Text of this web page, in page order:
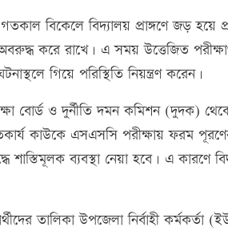
বিকেলে বিদ্যালয় প্রাঙ্গণে জড় হয়ে
করে রাখে। এ সময় উত্তেজিত
গিয়ে পরিস্থিতি নিয়ন্ত্রণ করেন।
বোর্ড ও দুর্নীতি দমন কমিশন (দুদক)
কাউকে এসএসসি পরীক্ষায় ফরম
শাস্তিমূলক ব্যবস্থা নেয়া হবে। এ কারণে
তালিকা উপজেলা নির্বাহী কর্মকর্তা